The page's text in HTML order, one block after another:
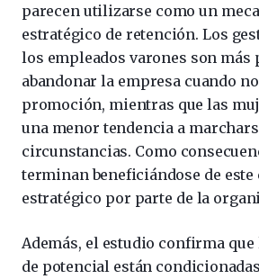
parecen utilizarse como un
estratégico de retención. Los
los empleados varones son más
abandonar la empresa cuando
promoción, mientras que las
una menor tendencia a
circunstancias. Como
terminan beneficiándose de
estratégico por parte de la
Además, el estudio confirma
de potencial están